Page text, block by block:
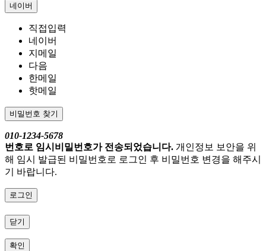
네이버
직접입력
네이버
지메일
다음
한메일
핫메일
비밀번호 찾기
010-1234-5678
번호로 임시비밀번호가 전송되었습니다. 개인정보 보안을 위
해 임시 발급된 비밀번호로 로그인 후 비밀번호 변경을 해주시
기 바랍니다.
로그인
닫기
확인